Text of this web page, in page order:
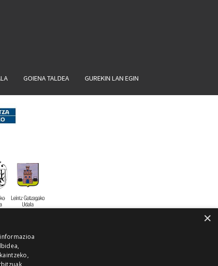
GOIENA TALDEA GUREKIN LAN EGIN
×